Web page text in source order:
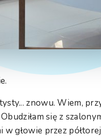
znowu. Wiem,
się z
głowie przez